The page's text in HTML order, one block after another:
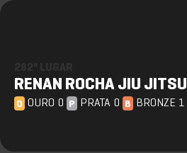
RENAN ROCHA JIU JITSU
O OURO 0 P PRATA 0 B BRONZE 1